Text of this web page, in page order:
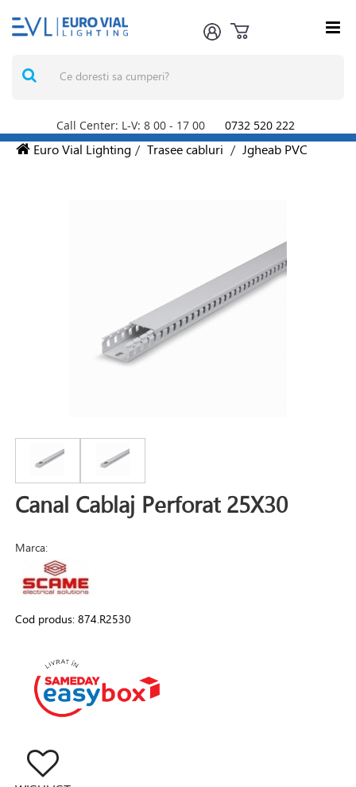
Call Center: L-V: 8 00 - 17 00 0732 520 222
Euro Vial Lighting / Trasee cabluri / Jgheab PVC
Canal Cablaj Perforat 25X30
Marca:
Cod produs:874.R2530